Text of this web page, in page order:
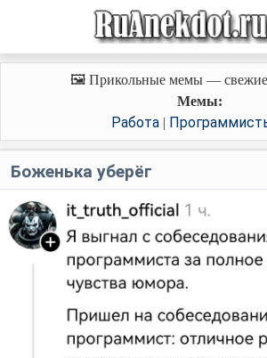
🖼️ Прикольные мемы — свежие
Мемы:
Работа |
Боженька уберёг